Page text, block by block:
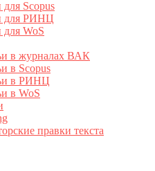
Scopus
для РИНЦ
для WoS
в журналах ВАК
в Scopus
в РИНЦ
в WoS
правки текста